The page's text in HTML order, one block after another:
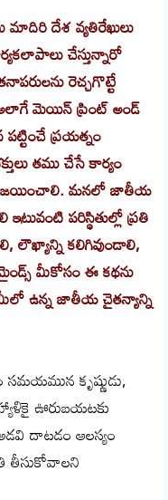
మాదిరి దేశ వ్యతిరేఖులు
చేస్తున్నారో
రెచ్చగొట్టే
మెయిన్ ప్రింట్ అండ్
ప్రయత్నం
తము చేసే కార్యం
జయించాలి. మనలో జాతీయ
పరిస్థితుల్లో ప్రతి
కలిగివుండాలి,
మీకోసం ఈ కథను
మీలో ఉన్న జాతీయ చైతన్యాన్ని
కృష్ణుడు,
ఊరుబయటకు
దాటడం ఆలస్యం
తీసుకోవాలని